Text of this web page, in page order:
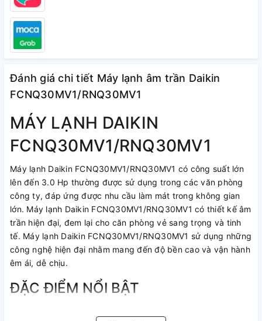
Đánh giá chi tiết Máy lạnh âm trần Daikin
FCNQ30MV1/RNQ30MV1
MÁY LẠNH DAIKIN
FCNQ30MV1/RNQ30MV1
Máy lạnh Daikin FCNQ30MV1/RNQ30MV1 có công suất lớn
lên đến 3.0 Hp thường được sử dụng trong các văn phòng
công ty, đáp ứng được nhu cầu làm mát trong không gian
lớn. Máy lạnh Daikin FCNQ30MV1/RNQ30MV1 có thiết kế âm
trần hiện đại, đem lại cho căn phòng vẻ sang trọng và tinh
tế. Máy lạnh Daikin FCNQ30MV1/RNQ30MV1 sử dụng những
công nghệ hiện đại nhằm mang đến độ bền cao và vận hành
êm ái, dễ chịu.
ĐẶC ĐIỂM NỔI BẬT